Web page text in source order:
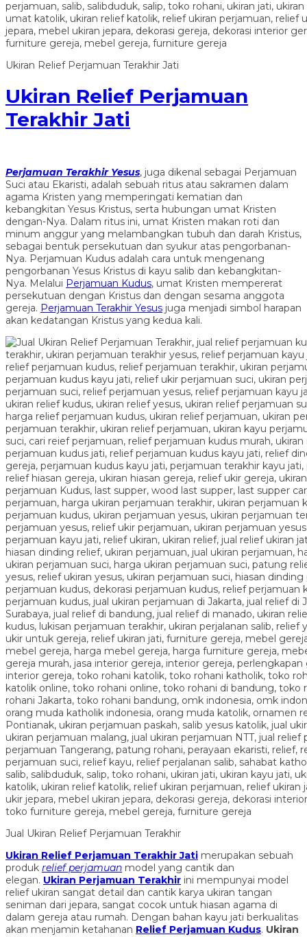
Ukiran Relief Perjamuan Terakhir Jati
Ukiran Relief Perjamuan
Terakhir Jati
Perjamuan Terakhir Yesus, juga dikenal sebagai Perjamuan
Suci atau Ekaristi, adalah sebuah ritus atau sakramen dalam
agama Kristen yang memperingati kematian dan
kebangkitan Yesus Kristus, serta hubungan umat Kristen
dengan-Nya. Dalam ritus ini, umat Kristen makan roti dan
minum anggur yang melambangkan tubuh dan darah Kristus,
sebagai bentuk persekutuan dan syukur atas pengorbanan-
Nya. Perjamuan Kudus adalah cara untuk mengenang
pengorbanan Yesus Kristus di kayu salib dan kebangkitan-
Nya. Melalui Perjamuan Kudus, umat Kristen mempererat
persekutuan dengan Kristus dan dengan sesama anggota
gereja. Perjamuan Terakhir Yesus juga menjadi simbol harapan
akan kedatangan Kristus yang kedua kali.
Jual Ukiran Relief Perjamuan Terakhir
Ukiran Relief Perjamuan Terakhir Jati merupakan sebuah
produk relief perjamuan model yang cantik dan
elegan. Ukiran Perjamuan Terakhir ini mempunyai model
relief ukiran sangat detail dan cantik karya ukiran tangan
seniman dari jepara, sangat cocok untuk hiasan agama di
dalam gereja atau rumah. Dengan bahan kayu jati berkualitas
akan menjamin ketahanan Relief Perjamuan Kudus. Ukiran